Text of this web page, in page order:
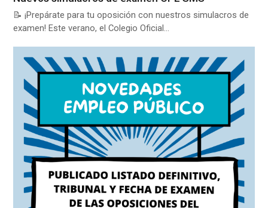
📝 ¡Prepárate para tu oposición con nuestros simulacros de
examen! Este verano, el Colegio Oficial…